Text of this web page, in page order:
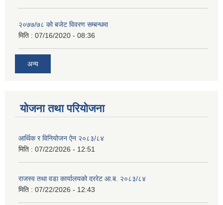
२०७७/७८ को बजेट विवरण सम्बन्धमा
मिति : 07/16/2020 - 08:36
अन्य
योजना तथा परियोजना
आर्थिक र विनियोजन ऐन २०८३/८४
मिति : 07/22/2026 - 12:51
राजस्व तथा वडा कार्यालयको दररेट आ.ब. २०८३/८४
मिति : 07/22/2026 - 12:43